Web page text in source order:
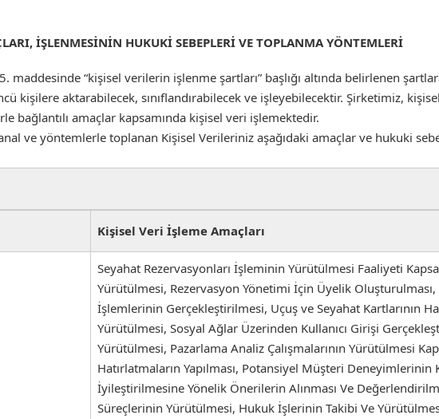
İŞLENMESİNİN HUKUKİ SEBEPLERİ VE TOPLANMA YÖNTEMLERİ
5. maddesinde “kişisel verilerin işlenme şartları” başlığı altında belirlenen
kişilere aktarabilecek, sınıflandırabilecek ve işleyebilecektir. Şirketimiz,
bağlantılı amaçlar kapsamında kişisel veri işlemektedir.
ve yöntemlerle toplanan Kişisel Verileriniz aşağıdaki amaçlar ve hukuki
Kişisel Veri İşleme Amaçları
Seyahat Rezervasyonları İşleminin Yürütülmesi Faaliyeti
Yürütülmesi, Rezervasyon Yönetimi İçin Üyelik
İşlemlerinin Gerçekleştirilmesi, Uçuş ve Seyahat Kartlarının
Yürütülmesi, Sosyal Ağlar Üzerinden Kullanıcı Girişi
Yürütülmesi, Pazarlama Analiz Çalışmalarının Yürütülmesi
Hatırlatmaların Yapılması, Potansiyel Müşteri
İyileştirilmesine Yönelik Önerilerin Alınması Ve
Süreçlerinin Yürütülmesi, Hukuk İşlerinin Takibi Ve